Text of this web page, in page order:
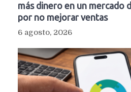
más dinero en un mercado
por no mejorar ventas
6 agosto, 2026